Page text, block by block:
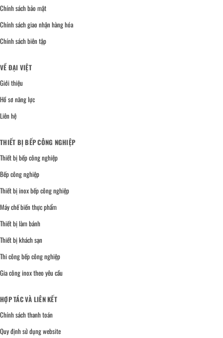
Chính sách bảo mật
Chính sách giao nhận hàng hóa
Chính sách biên tập
VỀ ĐẠI VIỆT
Giới thiệu
Hồ sơ năng lực
Liên hệ
THIẾT BỊ BẾP CÔNG NGHIỆP
Thiết bị bếp công nghiệp
Bếp công nghiệp
Thiết bị inox bếp công nghiệp
Máy chế biến thực phẩm
Thiết bị làm bánh
Thiết bị khách sạn
Thi công bếp công nghiệp
Gia công inox theo yêu cầu
HỢP TÁC VÀ LIÊN KẾT
Chính sách thanh toán
Quy định sử dụng website